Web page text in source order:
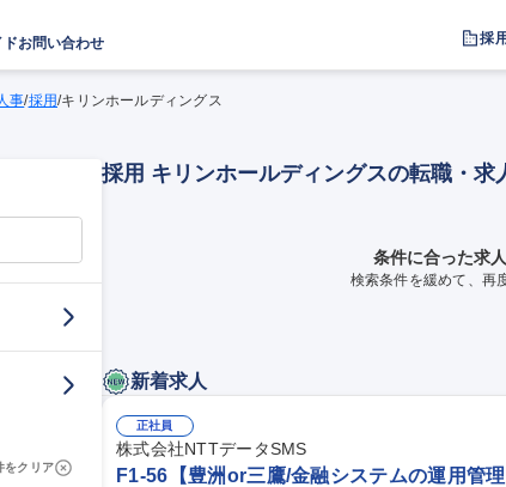
ドお問い合わせ 採
事/採用/キリンホールディングス
をクリア
採用 キリンホールディングスの転職・求
条件に合った求
検索条件を緩めて、再
新着求人
正社員
株式会社NTTデータSMS
F1-56【豊洲or三鷹/金融システムの運用管